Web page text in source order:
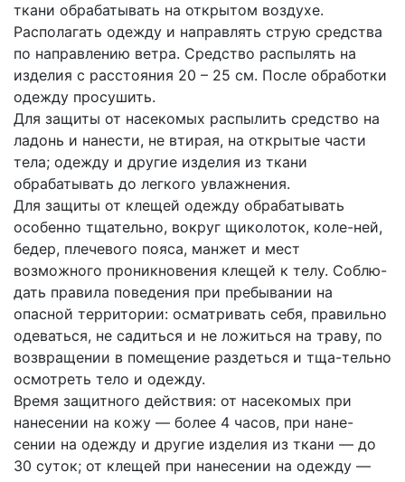
ткани обрабатывать на открытом воздухе.
Располагать одежду и направлять струю средства
по направлению ветра. Средство распылять на
изделия с расстояния 20 – 25 см. После обработки
одежду просушить.
Для защиты от насекомых распылить средство на
ладонь и нанести, не втирая, на открытые части
тела; одежду и другие изделия из ткани
обрабатывать до легкого увлажнения.
Для защиты от клещей одежду обрабатывать
особенно тщательно, вокруг щиколоток, коле-ней,
бедер, плечевого пояса, манжет и мест
возможного проникновения клещей к телу. Соблю-
дать правила поведения при пребывании на
опасной территории: осматривать себя, правильно
одеваться, не садиться и не ложиться на траву, по
возвращении в помещение раздеться и тща-тельно
осмотреть тело и одежду.
Время защитного действия: от насекомых при
нанесении на кожу — более 4 часов, при нане-
сении на одежду и другие изделия из ткани — до
30 суток; от клещей при нанесении на одежду —